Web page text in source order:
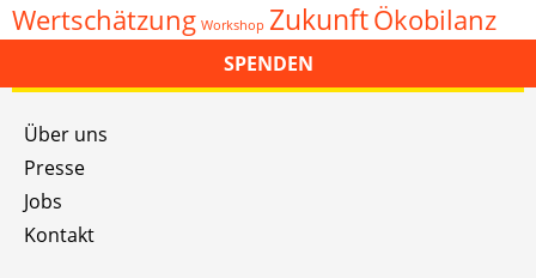
Wertschätzung Workshop ZukunftÖkobilanz
SPENDEN
Über uns
Presse
Jobs
Kontakt